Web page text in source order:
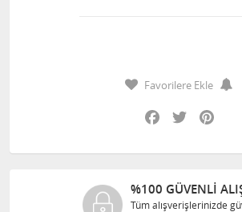
Favorilere Ekle
Facebook
Twitter
%100 GÜVENLİ
Tüm alışverişlerinizde